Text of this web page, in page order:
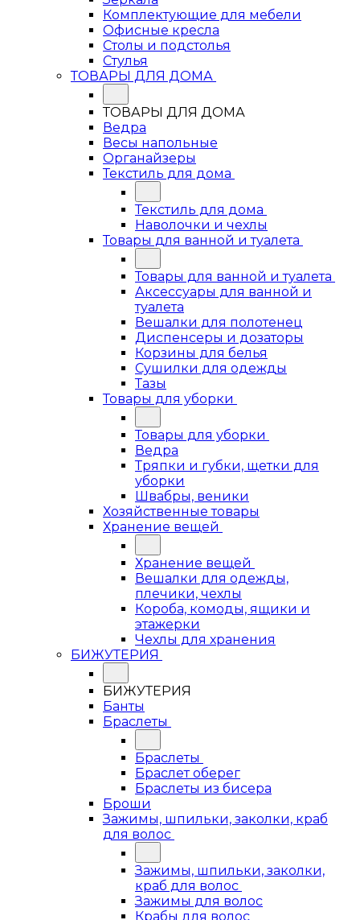
Комплектующие для мебели
Офисные кресла
Столы и подстолья
Стулья
ТОВАРЫ ДЛЯ ДОМА
ТОВАРЫ ДЛЯ ДОМА
Ведра
Весы напольные
Органайзеры
Текстиль для дома
Текстиль для дома
Наволочки и чехлы
Товары для ванной и туалета
Товары для ванной и туалета
Аксессуары для ванной и
туалета
Вешалки для полотенец
Диспенсеры и дозаторы
Корзины для белья
Сушилки для одежды
Тазы
Товары для уборки
Товары для уборки
Ведра
Тряпки и губки, щетки для
уборки
Швабры, веники
Хозяйственные товары
Хранение вещей
Хранение вещей
Вешалки для одежды,
плечики, чехлы
Короба, комоды, ящики и
этажерки
Чехлы для хранения
БИЖУТЕРИЯ
БИЖУТЕРИЯ
Банты
Браслеты
Браслеты
Браслет оберег
Браслеты из бисера
Броши
Зажимы, шпильки, заколки, краб
для волос
Зажимы, шпильки, заколки,
краб для волос
Зажимы для волос
Крабы для волос